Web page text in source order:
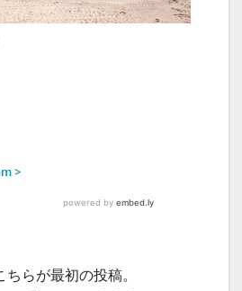
ちらが最初の投稿。